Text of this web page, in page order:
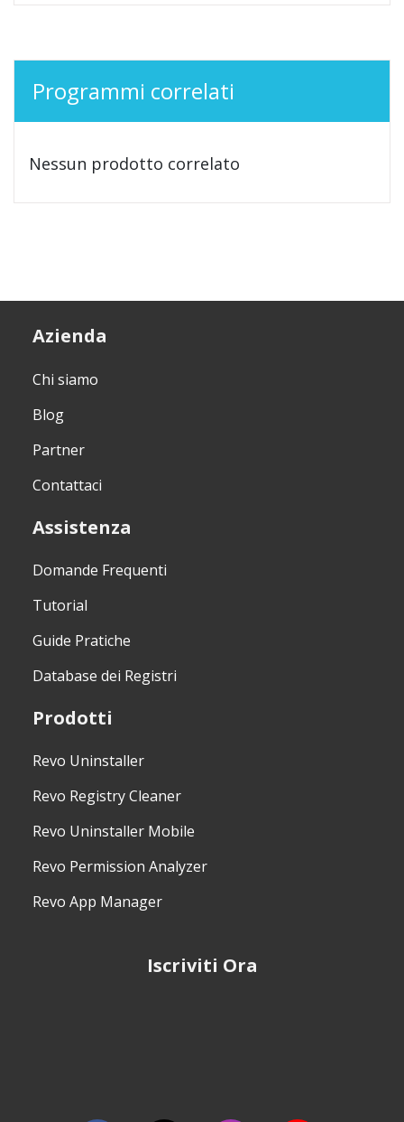
Programmi correlati
Nessun prodotto correlato
Azienda
Chi siamo
Blog
Partner
Contattaci
Assistenza
Domande Frequenti
Tutorial
Guide Pratiche
Database dei Registri
Prodotti
Revo Uninstaller
Revo Registry Cleaner
Revo Uninstaller Mobile
Revo Permission Analyzer
Revo App Manager
Iscriviti Ora